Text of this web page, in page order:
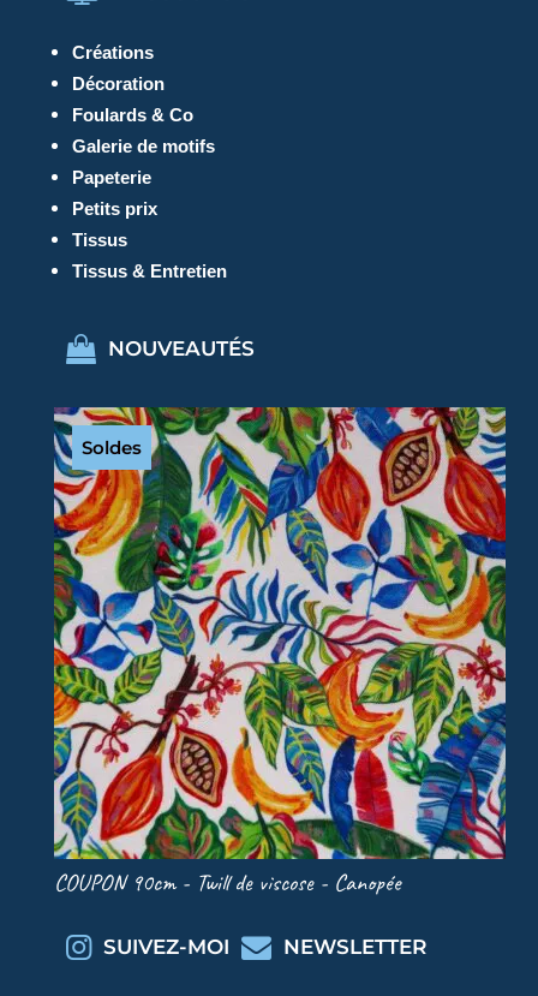
Créations
Décoration
Foulards & Co
Galerie de motifs
Papeterie
Petits prix
Tissus
Tissus & Entretien
NOUVEAUTÉS
Soldes
COUPON 90cm - Twill de viscose - Canopée
SUIVEZ-MOI NEWSLETTER